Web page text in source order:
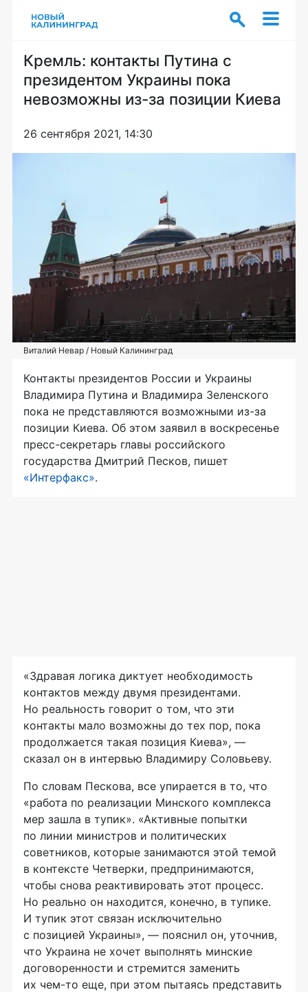
Кремль: контакты Путина с
президентом Украины пока
невозможны из-за позиции Киева
26 сентября 2021, 14:30
Виталий Невар / Новый Калининград
Контакты президентов России и Украины
Владимира Путина и Владимира Зеленского
пока не представляются возможными из-за
позиции Киева. Об этом заявил в воскресенье
пресс-секретарь главы российского
государства Дмитрий Песков, пишет
«Интерфакс».
«Здравая логика диктует необходимость
контактов между двумя президентами.
Но реальность говорит о том, что эти
контакты мало возможны до тех пор, пока
продолжается такая позиция Киева», —
сказал он в интервью Владимиру Соловьеву.
По словам Пескова, все упирается в то, что
«работа по реализации Минского комплекса
мер зашла в тупик». «Активные попытки
по линии министров и политических
советников, которые занимаются этой темой
в контексте Четверки, предпринимаются,
чтобы снова реактивировать этот процесс.
Но реально он находится, конечно, в тупике.
И тупик этот связан исключительно
с позицией Украины», — пояснил он, уточнив,
что Украина не хочет выполнять минские
договоренности и стремится заменить
их чем-то еще, при этом пытаясь представить